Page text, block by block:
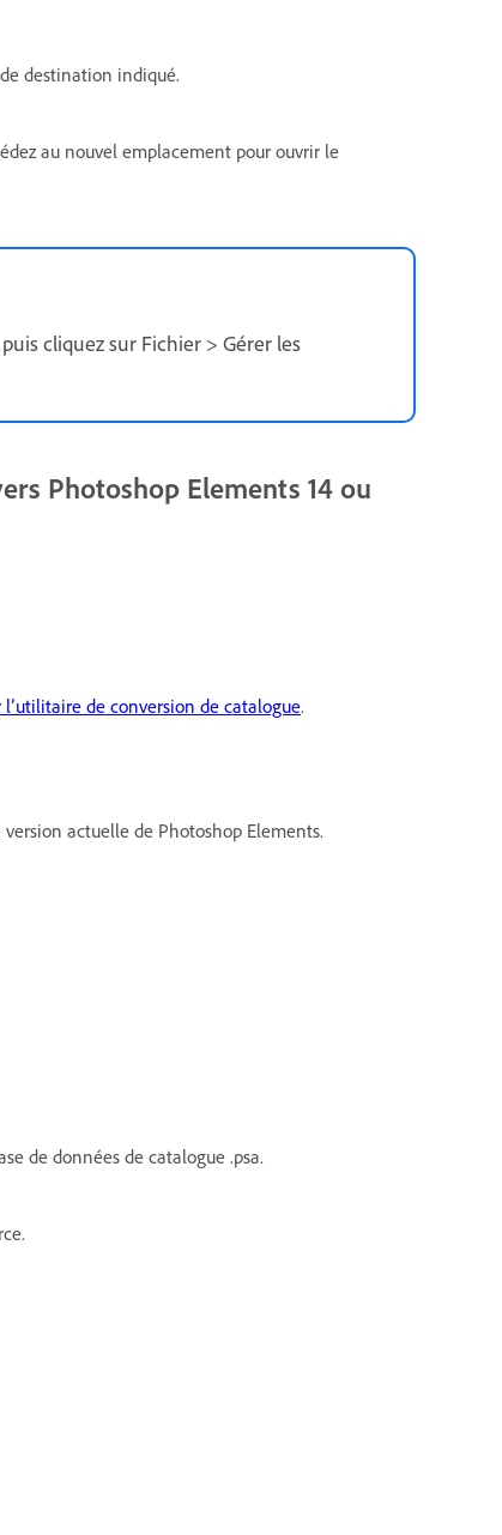
destination indiqué.
au nouvel emplacement pour ouvrir le
cliquez sur Fichier > Gérer les
Photoshop Elements 14 ou
de conversion de catalogue.
actuelle de Photoshop Elements.
de données de catalogue .psa.